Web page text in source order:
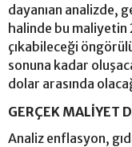
dayanıan analizde,
halinde bu
çıkabileceği
sonuna kadar
dolar arasında
GERÇEK MALİYET
Analiz enflasyon,